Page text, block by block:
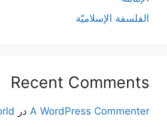
الفلسفة الإسلاميّة
Recent Comments
A WordPress Commenter در